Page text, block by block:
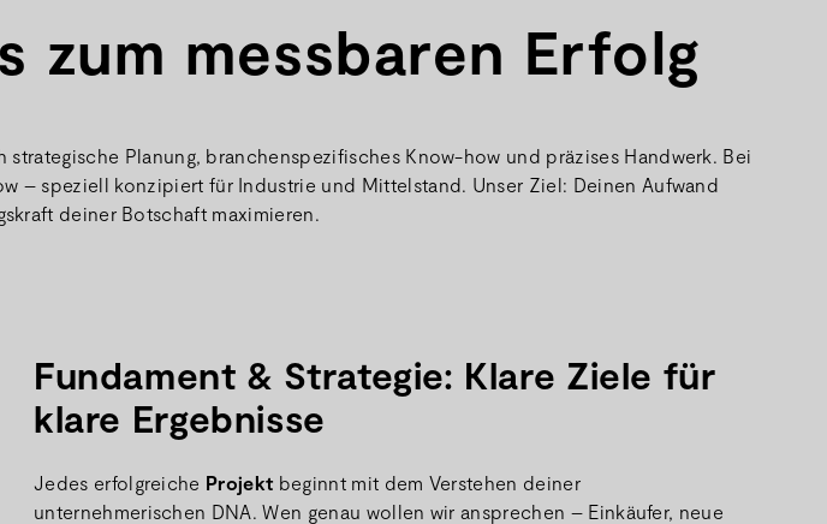
zum messbaren Erfolg
Planung, branchenspezifisches Know-how und präzises Handwerk. Bei
– speziell konzipiert für Industrie und Mittelstand. Unser Ziel: Deinen Aufwand
deiner Botschaft maximieren.
Fundament & Strategie: Klare Ziele für
klare Ergebnisse
Jedes erfolgreiche Projekt beginnt mit dem Verstehen deiner
unternehmerischen DNA. Wen genau wollen wir ansprechen – Einkäufer, neue